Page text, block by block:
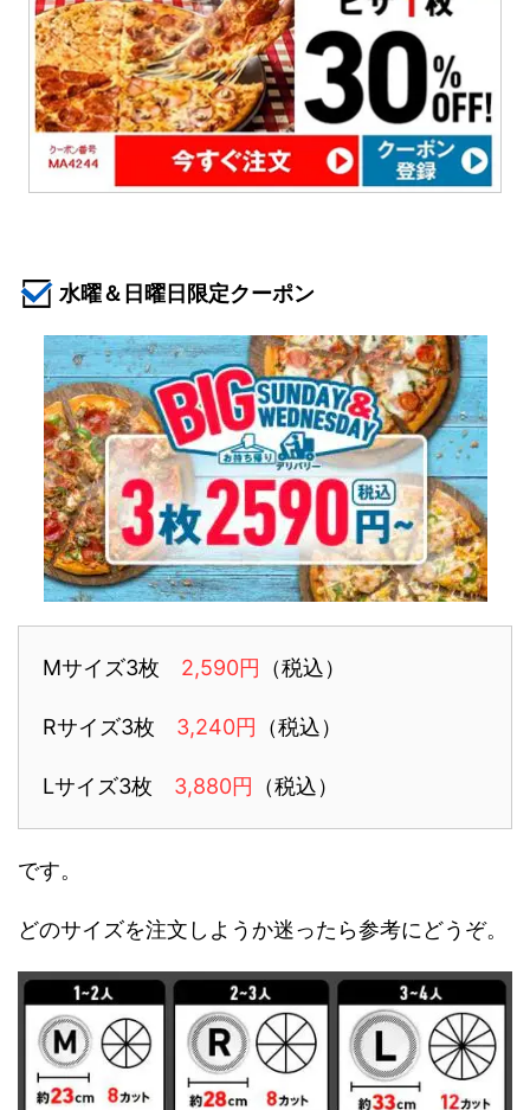
水曜＆日曜日限定クーポン
Mサイズ3枚 2,590円 （税込）
Rサイズ3枚 3,240円 （税込）
Lサイズ3枚 3,880円 （税込）
です。
どのサイズを注文しようか迷ったら参考にどうぞ。